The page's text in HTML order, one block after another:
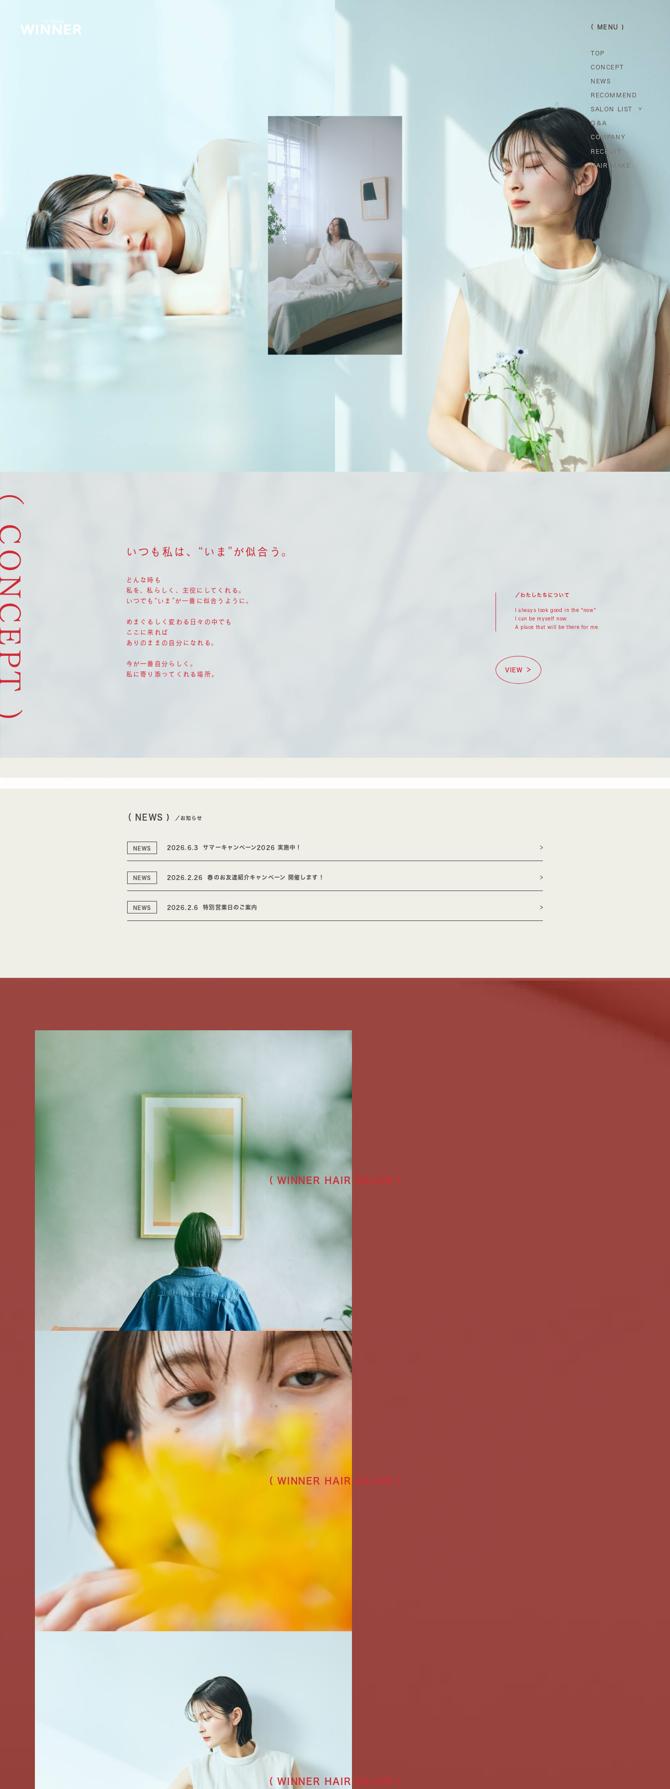
（ MENU )
TOP
CONCEPT
NEWS
RECOMMEND
SALON LIST >
Q＆A
COMPANY
RECRUIT
HAIR MAKE
) いつも私は、“いま”が似合う。
どんな時も
私を、私らしく、主役にしてくれる。
いつでも“いま”が一番に似合うように。
めまぐるしく変わる日々の中でも
ここに来れば
ありのままの自分になれる。
今が一番自分らしく。
私に寄り添ってくれる場所。
／わたしたちについて
I always look good in the “now”
I can be myself now.
A place that will be there for me.
VIEW ＞
（ NEWS ) ／お知らせ
NEWS 2026.6.3 サマーキャンペーン2026 実施中！
NEWS 2026.2.26 春のお友達紹介キャンペーン 開催します！
NEWS 2026.2.6 特別営業日のご案内
（ WINNER HAIR SALON ）
（ WINNER HAIR SALON ）
（ WINNER HAIR SALON ）